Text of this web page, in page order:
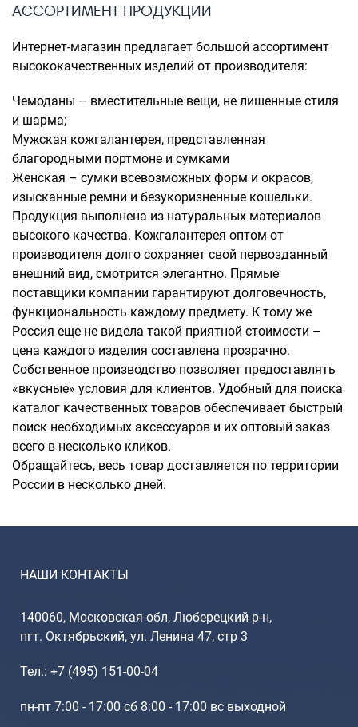
АССОРТИМЕНТ ПРОДУКЦИИ
Интернет-магазин предлагает большой ассортимент
высококачественных изделий от производителя:
Чемоданы – вместительные вещи, не лишенные стиля
и шарма;
Мужская кожгалантерея, представленная
благородными портмоне и сумками
Женская – сумки всевозможных форм и окрасов,
изысканные ремни и безукоризненные кошельки.
Продукция выполнена из натуральных материалов
высокого качества. Кожгалантерея оптом от
производителя долго сохраняет свой первозданный
внешний вид, смотрится элегантно. Прямые
поставщики компании гарантируют долговечность,
функциональность каждому предмету. К тому же
Россия еще не видела такой приятной стоимости –
цена каждого изделия составлена прозрачно.
Собственное производство позволяет предоставлять
«вкусные» условия для клиентов. Удобный для поиска
каталог качественных товаров обеспечивает быстрый
поиск необходимых аксессуаров и их оптовый заказ
всего в несколько кликов.
Обращайтесь, весь товар доставляется по территории
России в несколько дней.
НАШИ КОНТАКТЫ
140060, Московская обл, Люберецкий р-н,
пгт. Октябрьский, ул. Ленина 47, стр 3
Тел.: +7 (495) 151-00-04
пн-пт 7:00 - 17:00 сб 8:00 - 17:00 вс выходной